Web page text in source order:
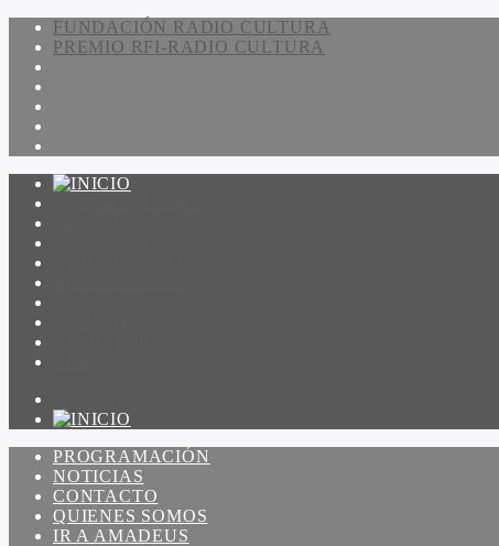
FUNDACIÓN RADIO CULTURA
PREMIO RFI-RADIO CULTURA
PROGRAMACIÓN
NOTICIAS
CONTACTO
QUIENES SOMOS
IR A AMADEUS